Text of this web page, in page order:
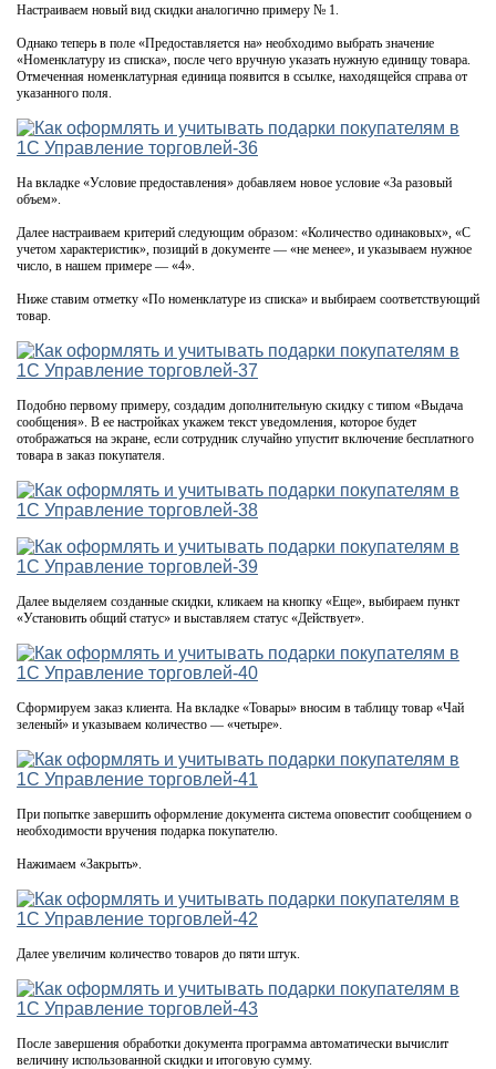
Настраиваем новый вид скидки аналогично примеру № 1.
Однако теперь в поле «Предоставляется на» необходимо выбрать значение
«Номенклатуру из списка», после чего вручную указать нужную единицу товара.
Отмеченная номенклатурная единица появится в ссылке, находящейся справа от
указанного поля.
На вкладке «Условие предоставления» добавляем новое условие «За разовый
объем».
Далее настраиваем критерий следующим образом: «Количество одинаковых», «С
учетом характеристик», позиций в документе — «не менее», и указываем нужное
число, в нашем примере — «4».
Ниже ставим отметку «По номенклатуре из списка» и выбираем соответствующий
товар.
Подобно первому примеру, создадим дополнительную скидку с типом «Выдача
сообщения». В ее настройках укажем текст уведомления, которое будет
отображаться на экране, если сотрудник случайно упустит включение бесплатного
товара в заказ покупателя.
Далее выделяем созданные скидки, кликаем на кнопку «Еще», выбираем пункт
«Установить общий статус» и выставляем статус «Действует».
Сформируем заказ клиента. На вкладке «Товары» вносим в таблицу товар «Чай
зеленый» и указываем количество — «четыре».
При попытке завершить оформление документа система оповестит сообщением о
необходимости вручения подарка покупателю.
Нажимаем «Закрыть».
Далее увеличим количество товаров до пяти штук.
После завершения обработки документа программа автоматически вычислит
величину использованной скидки и итоговую сумму.